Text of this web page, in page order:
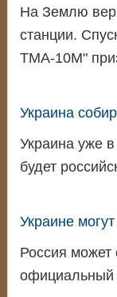
На Землю
станции.
ТМА-10М"
Украина
Украина уже
будет
Украине
Россия может
официальный